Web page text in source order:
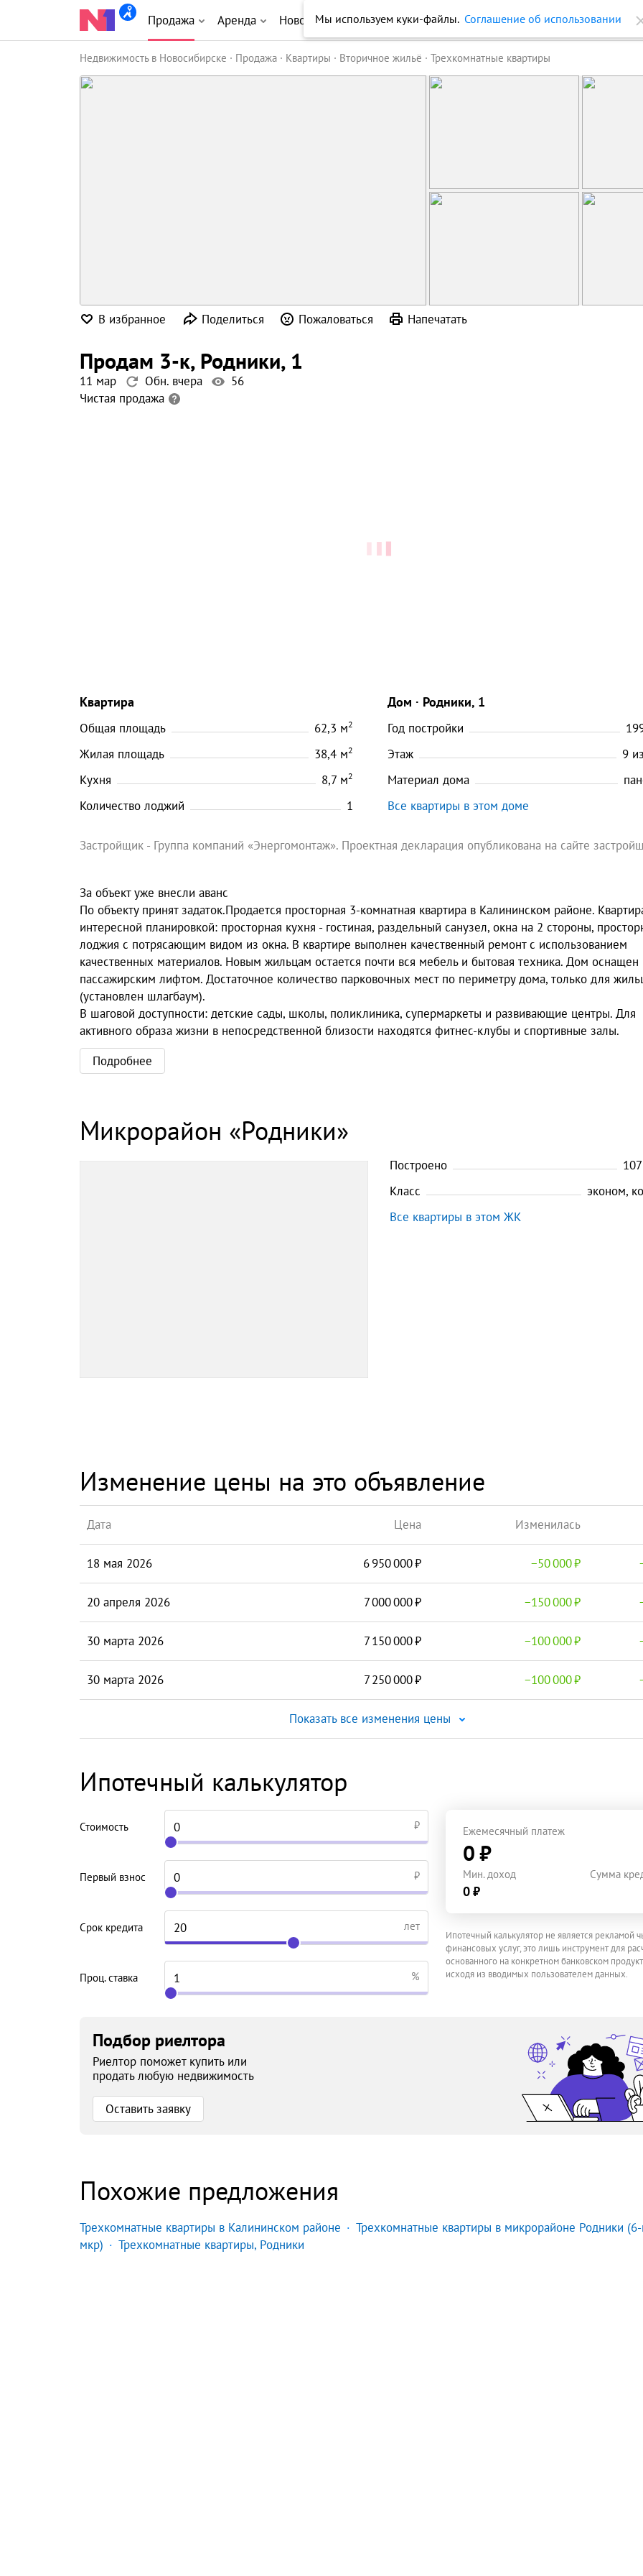
Продажа Аренда Новостройки Журнал Еще
Недвижимость в Новосибирске Продажа Квартиры Вторичное жильё Трехкомнатные квартиры
В избранное Поделиться Пожаловаться Напечатать
продам 3-к, Родники, 1
11 мар Обн. вчера 56
Чистая продажа
Квартира
Общая площадь 62,3 м2
Жилая площадь 38,4 м2
Кухня 8,7 м2
Количество лоджий 1
Дом Родники, 1
Год постройки
Этаж
9 из
Материал дома
Все квартиры в этом доме
Застройщик - Группа компаний «Энергомонтаж». Проектная декларация опубликована на сайте
За объект уже внесли аванс
По объекту принят задаток.Продается просторная 3-комнатная квартира в Калининском районе.
интересной планировкой: просторная кухня - гостиная, раздельный санузел, окна на 2 стороны,
лоджия с потрясающим видом из окна. В квартире выполнен качественный ремонт с использованием
качественных материалов. Новым жильцам остается почти вся мебель и бытовая техника. Дом оснащен
пассажирским лифтом. Достаточное количество парковочных мест по периметру дома, только для
(установлен шлагбаум).
В шаговой доступности: детские сады, школы, поликлиника, супермаркеты и развивающие центры. Для
активного образа жизни в непосредственной близости находятся фитнес-клубы и спортивные залы.
Подробнее
Микрорайон «Родники»
Построено 107
Класс
эконом,
Все квартиры в этом ЖК
Изменение цены на это объявление
Дата Цена Изменилась
18 мая 2026 6 950 000 −50 000
20 апреля 2026 7 000 000 −150 000
30 марта 2026 7 150 000 −100 000
30 марта 2026 7 250 000 −100 000
Показать все изменения цены
Ипотечный калькулятор
Стоимость ₽
Первый взнос ₽
Срок кредита лет
Проц. ставка %
Ежемесячный платеж
0 ₽
Мин. доход
0 ₽
Сумма
Ипотечный калькулятор не является рекламой
финансовых услуг, это лишь инструмент для
основанного на конкретном банковском
исходя из вводимых пользователем данных.
Подбор риелтора
Риелтор поможет купить или
продать любую недвижимость
Оставить заявку
Похожие предложения
Трехкомнатные квартиры в Калининском районе
Трехкомнатные квартиры в микрорайоне Родники
мкр)
Трехкомнатные квартиры, Родники
Мы используем куки-файлы. Соглашение об использовании